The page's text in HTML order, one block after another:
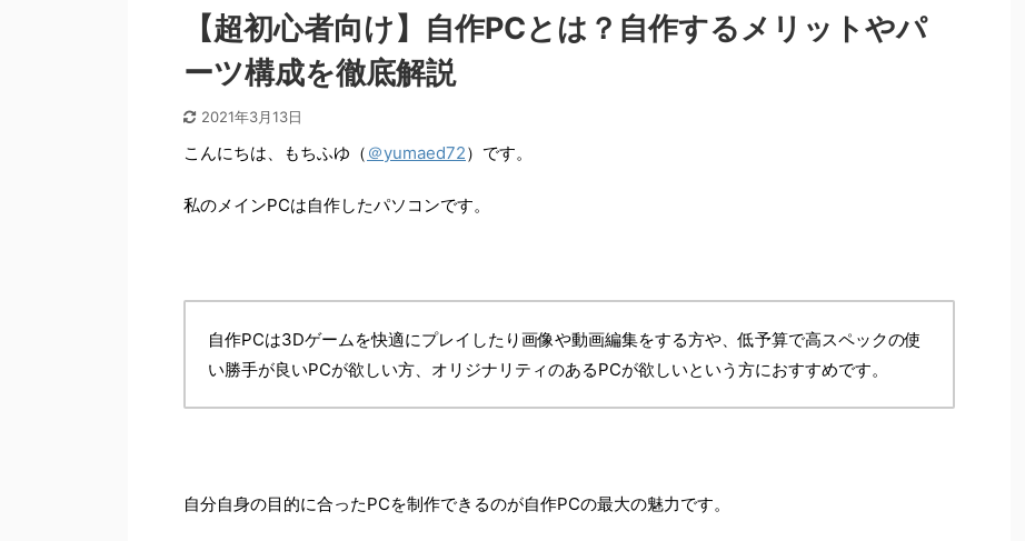
【超初心者向け】自作PCとは？自作するメリットやパ
ーツ構成を徹底解説
2021年3月13日
こんにちは、もちふゆ（ ＠yumaed72）です。
私のメインPCは自作したパソコンです。
自作PCは3Dゲームを快適にプレイしたり画像や動画編集をする方や、低予算で高スペックの使
い勝手が良いPCが欲しい方、オリジナリティのあるPCが欲しいという方におすすめです。
自分自身の目的に合ったPCを制作できるのが自作PCの最大の魅力です。